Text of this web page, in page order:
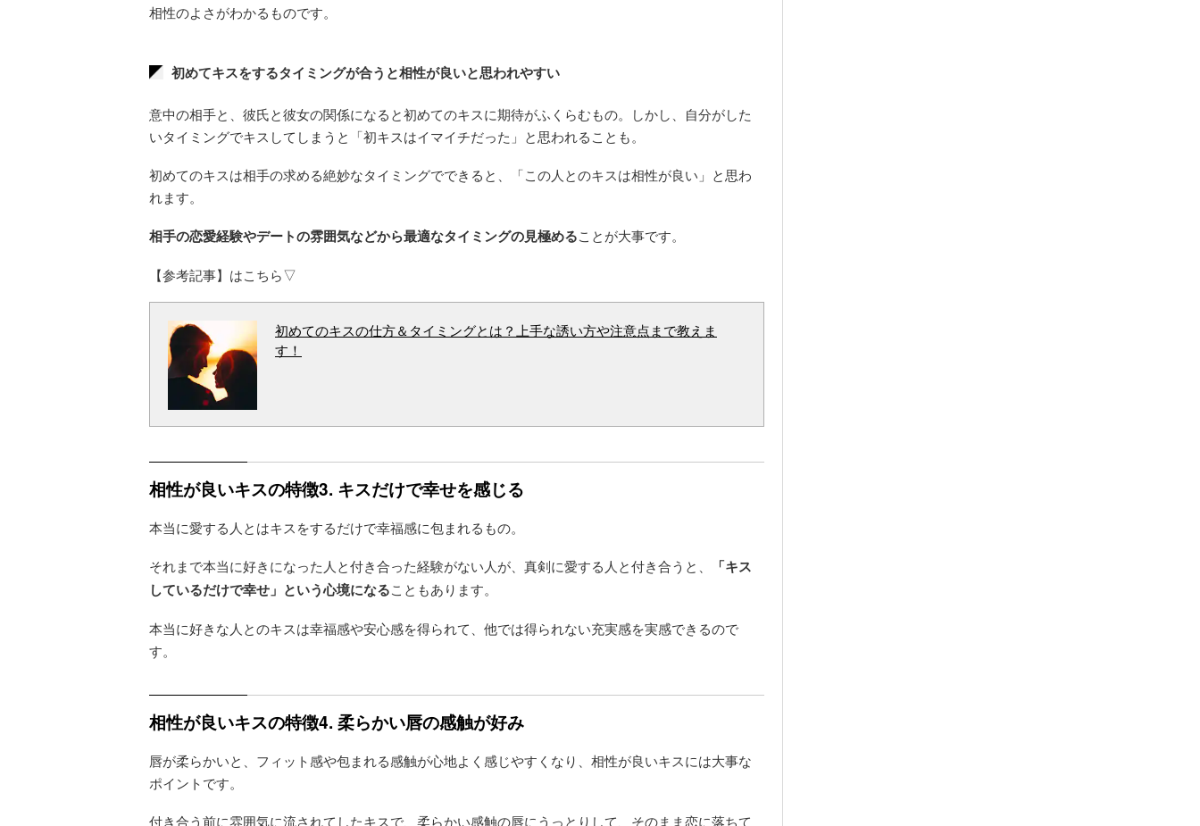
相性のよさがわかるものです。
初めてキスをするタイミングが合うと相性が良いと思われやすい
意中の相手と、彼氏と彼女の関係になると初めてのキスに期待がふくらむもの。しかし、自分がした
いタイミングでキスしてしまうと「初キスはイマイチだった」と思われることも。
初めてのキスは相手の求める絶妙なタイミングでできると、「この人とのキスは相性が良い」と思わ
れます。
相手の恋愛経験やデートの雰囲気などから最適なタイミングの見極めることが大事です。
【参考記事】はこちら▽
初めてのキスの仕方＆タイミングとは？上手な誘い方や注意点まで教えま
す！
相性が良いキスの特徴3. キスだけで幸せを感じる
本当に愛する人とはキスをするだけで幸福感に包まれるもの。
それまで本当に好きになった人と付き合った経験がない人が、真剣に愛する人と付き合うと、
「キス
しているだけで幸せ」という心境になることもあります。
本当に好きな人とのキスは幸福感や安心感を得られて、他では得られない充実感を実感できるので
す。
相性が良いキスの特徴4. 柔らかい唇の感触が好み
唇が柔らかいと、フィット感や包まれる感触が心地よく感じやすくなり、相性が良いキスには大事な
ポイントです。
付き合う前に雰囲気に流されてしたキスで、柔らかい感触の唇にうっとりして、そのまま恋に落ちて